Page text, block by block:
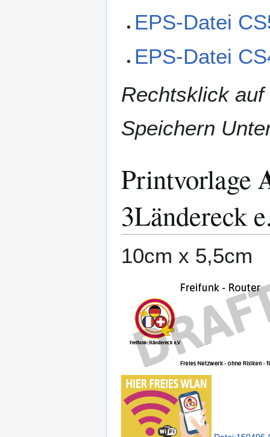
EPS-Datei
EPS-Datei
Rechtsklick auf
Speichern
Printvorlage
3Ländereck
10cm x 5,5cm